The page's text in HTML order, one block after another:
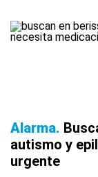
Alarma
autismo y
urgente